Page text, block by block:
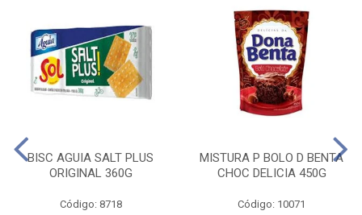
BISC AGUIA SALT PLUS
ORIGINAL 360G
Código: 8718
MISTURA P BOLO D BENTA
CHOC DELICIA 450G
Código: 10071